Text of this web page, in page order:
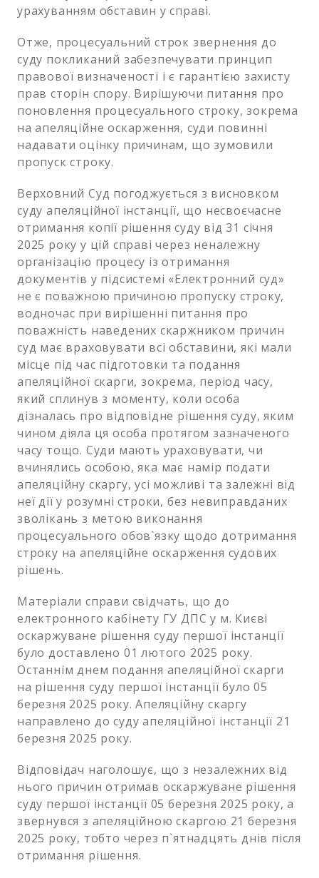
урахуванням обставин у справі.
Отже, процесуальний строк звернення до
суду покликаний забезпечувати принцип
правової визначеності і є гарантією захисту
прав сторін спору. Вирішуючи питання про
поновлення процесуального строку, зокрема
на апеляційне оскарження, суди повинні
надавати оцінку причинам, що зумовили
пропуск строку.
Верховний Суд погоджується з висновком
суду апеляційної інстанції, що несвоєчасне
отримання копії рішення суду від 31 січня
2025 року у цій справі через неналежну
організацію процесу із отримання
документів у підсистемі «Електронний суд»
не є поважною причиною пропуску строку,
водночас при вирішенні питання про
поважність наведених скаржником причин
суд має враховувати всі обставини, які мали
місце під час підготовки та подання
апеляційної скарги, зокрема, період часу,
який сплинув з моменту, коли особа
дізналась про відповідне рішення суду, яким
чином діяла ця особа протягом зазначеного
часу тощо. Суди мають ураховувати, чи
вчинялись особою, яка має намір подати
апеляційну скаргу, усі можливі та залежні від
неї дії у розумні строки, без невиправданих
зволікань з метою виконання
процесуального обов`язку щодо дотримання
строку на апеляційне оскарження судових
рішень.
Матеріали справи свідчать, що до
електронного кабінету ГУ ДПС у м. Києві
оскаржуване рішення суду першої інстанції
було доставлено 01 лютого 2025 року.
Останнім днем подання апеляційної скарги
на рішення суду першої інстанції було 05
березня 2025 року. Апеляційну скаргу
направлено до суду апеляційної інстанції 21
березня 2025 року.
Відповідач наголошує, що з незалежних від
нього причин отримав оскаржуване рішення
суду першої інстанції 05 березня 2025 року, а
звернувся з апеляційною скаргою 21 березня
2025 року, тобто через п`ятнадцять днів після
отримання рішення.